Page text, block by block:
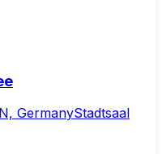
GermanyStadtsaal